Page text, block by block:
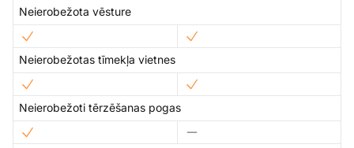
Neierobežota vēsture
Neierobežotas tīmekļa vietnes
Neierobežoti tērzēšanas pogas